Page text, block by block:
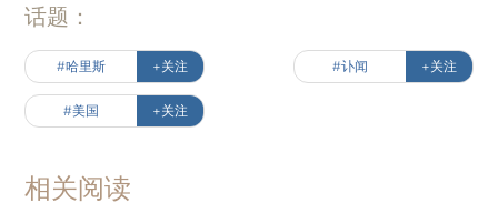
话题：
#哈里斯 +关注 #讣闻 +关注
#美国 +关注
相关阅读